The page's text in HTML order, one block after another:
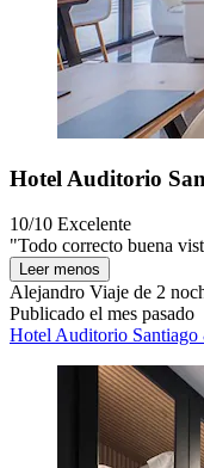
Hotel Auditorio
10/10 Excelente
"Todo correcto buena
Leer menos
Alejandro Viaje de 2
Publicado el mes pasado
Hotel Auditorio Santiago